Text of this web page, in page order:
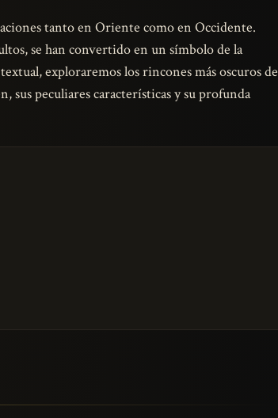
tanto en Oriente como en Occidente.
se han convertido en un símbolo de la
exploraremos los rincones más oscuros de
sus peculiares características y su profunda